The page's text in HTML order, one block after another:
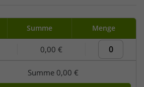
Summe Menge
0,00 €
Summe 0,00 €